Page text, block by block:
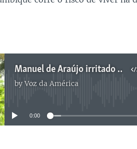
Manuel de Araújo irritado com o silêncio no esclarecimento de assassinatos de políticos
byVoz da América
source currently available
0:00